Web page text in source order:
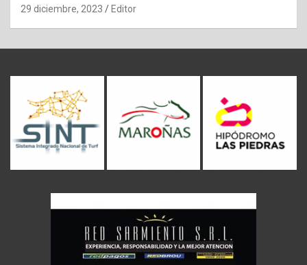
29 diciembre, 2023 Editor